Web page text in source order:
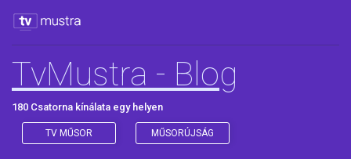
TvMustra - Blog
180 Csatorna kínálata egy helyen
TV MŰSOR MŰSORÚJSÁG